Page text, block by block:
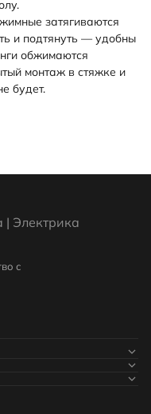
затягиваются
и подтянуть — удобны
обжимаются
монтаж в стяжке и
будет.
Электрика
с